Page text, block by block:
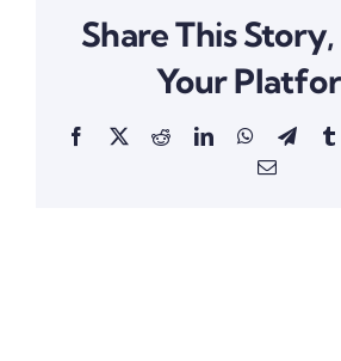
Share This
Your
Facebook
X RedditLinkedInWhatsApp
Email